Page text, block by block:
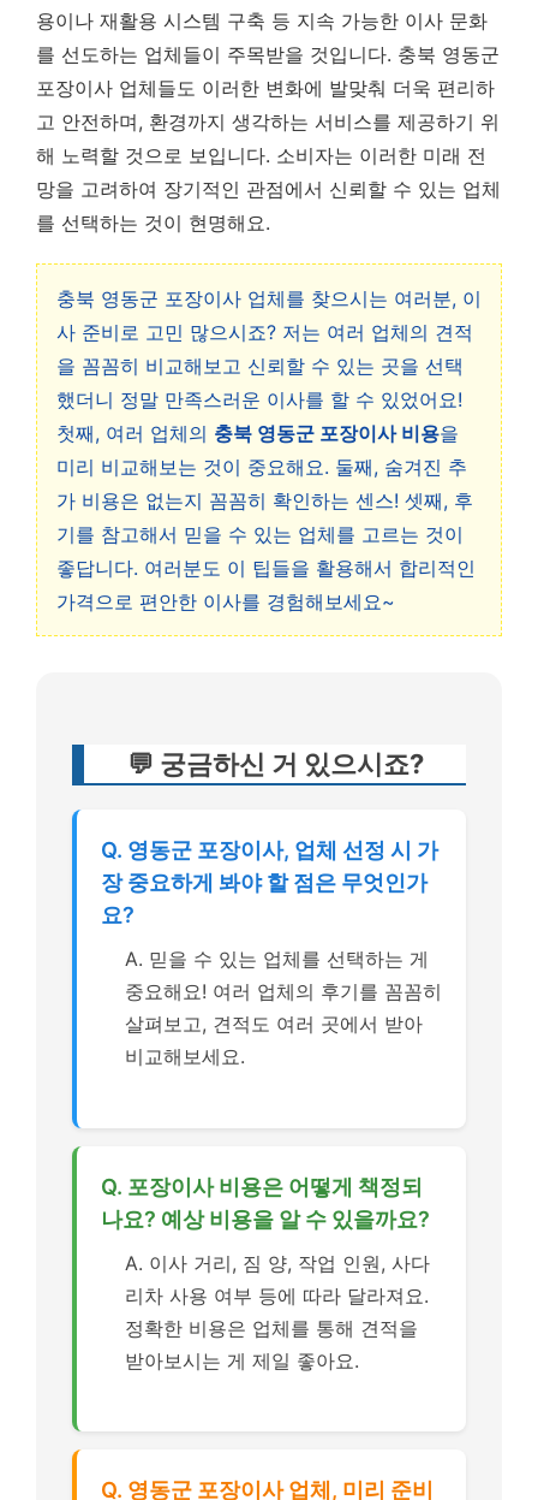
용이나 재활용 시스템 구축 등 지속 가능한 이사 문화
를 선도하는 업체들이 주목받을 것입니다. 충북 영동군
포장이사 업체들도 이러한 변화에 발맞춰 더욱 편리하
고 안전하며, 환경까지 생각하는 서비스를 제공하기 위
해 노력할 것으로 보입니다. 소비자는 이러한 미래 전
망을 고려하여 장기적인 관점에서 신뢰할 수 있는 업체
를 선택하는 것이 현명해요.
충북 영동군 포장이사 업체를 찾으시는 여러분, 이
사 준비로 고민 많으시죠? 저는 여러 업체의 견적
을 꼼꼼히 비교해보고 신뢰할 수 있는 곳을 선택
했더니 정말 만족스러운 이사를 할 수 있었어요!
첫째, 여러 업체의 충북 영동군 포장이사 비용을
미리 비교해보는 것이 중요해요. 둘째, 숨겨진 추
가 비용은 없는지 꼼꼼히 확인하는 센스! 셋째, 후
기를 참고해서 믿을 수 있는 업체를 고르는 것이
좋답니다. 여러분도 이 팁들을 활용해서 합리적인
가격으로 편안한 이사를 경험해보세요~
💬 궁금하신 거 있으시죠?
Q. 영동군 포장이사, 업체 선정 시 가
장 중요하게 봐야 할 점은 무엇인가
요?
A. 믿을 수 있는 업체를 선택하는 게
중요해요! 여러 업체의 후기를 꼼꼼히
살펴보고, 견적도 여러 곳에서 받아
비교해보세요.
Q. 포장이사 비용은 어떻게 책정되
나요? 예상 비용을 알 수 있을까요?
A. 이사 거리, 짐 양, 작업 인원, 사다
리차 사용 여부 등에 따라 달라져요.
정확한 비용은 업체를 통해 견적을
받아보시는 게 제일 좋아요.
Q. 영동군 포장이사 업체, 미리 준비